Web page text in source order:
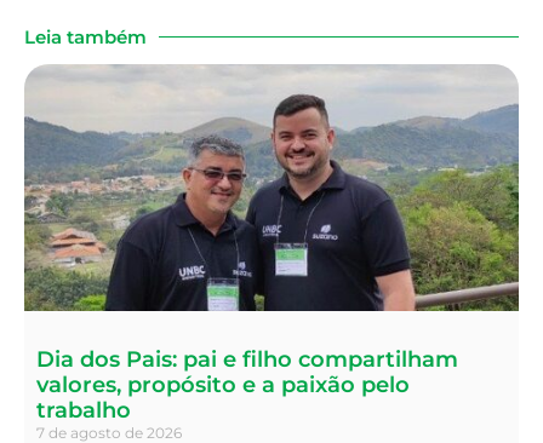
Leia também
Dia dos Pais: pai e filho compartilham
valores, propósito e a paixão pelo
trabalho
7 de agosto de 2026